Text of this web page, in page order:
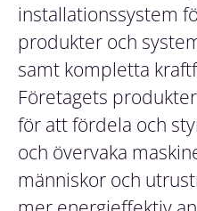
installationssystem
produkter och
samt kompletta
Företagets
för att fördela och
och övervaka
människor och